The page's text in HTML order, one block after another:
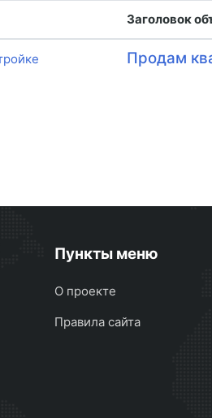
Заголовок
Продам
Пункты меню
О проекте
Правила сайта